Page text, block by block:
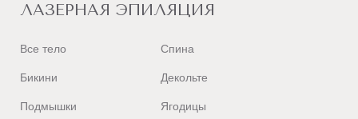
Сыктывкар
Тверь
ЛАЗЕРНАЯ ЭПИЛЯЦИЯ
Все тело
Бикини
Подмышки
Спина
Декольте
Ягодицы